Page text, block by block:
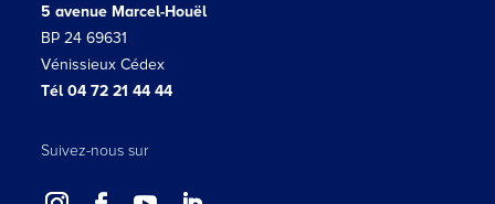
5 avenue Marcel-Houël
BP 24 69631
Vénissieux Cédex
Tél 04 72 21 44 44
Suivez-nous sur